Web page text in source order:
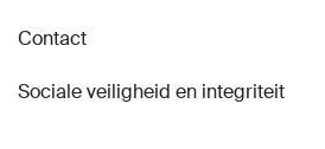
Contact
Sociale veiligheid en integriteit